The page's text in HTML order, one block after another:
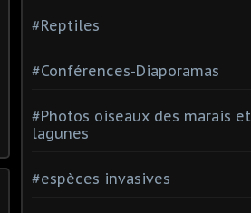
#Reptiles
#Conférences-Diaporamas
#Photos oiseaux des marais et
lagunes
#espèces invasives